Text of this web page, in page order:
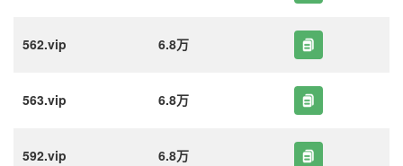
562.vip 6.8万
563.vip 6.8万
592.vip 6.8万